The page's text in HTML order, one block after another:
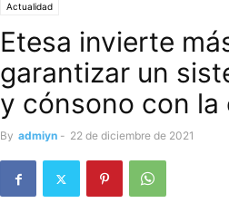
Actualidad
Etesa invierte
garantizar un
y cónsono con la
By admiyn - 22 de diciembre de 2021